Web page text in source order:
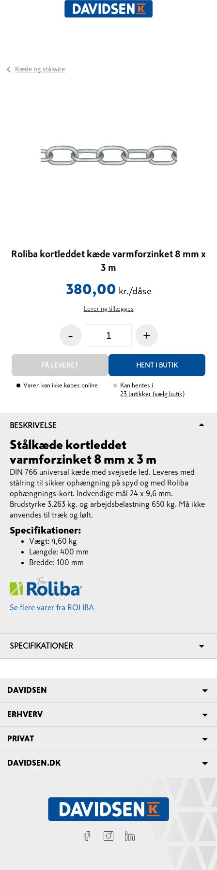
Kæde og stålwire
Roliba kortleddet kæde varmforzinket 8 mm x
3 m
380,00 kr./dåse
Levering tillægges
- +
FÅ LEVERET HENT I BUTIK
Varen kan ikke købes online
Kan hentes i
23 butikker (vælg butik)
BESKRIVELSE
Stålkæde kortleddet
varmforzinket 8 mm x 3 m
DIN 766 universal kæde med svejsede led. Leveres med
stålring til sikker ophængning på spyd og med Roliba
ophængnings-kort. Indvendige mål 24 x 9,6 mm.
Brudstyrke 3.263 kg. og arbejdsbelastning 650 kg. Må ikke
anvendes til træk og løft.
Specifikationer:
Vægt: 4,60 kg
Længde: 400 mm
Bredde: 100 mm
Se flere varer fra ROLIBA
SPECIFIKATIONER
DAVIDSEN
ERHVERV
PRIVAT
DAVIDSEN.DK